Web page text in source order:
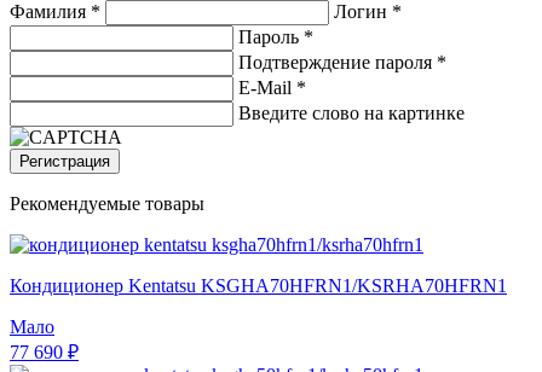
Фамилия *
Логин *
Пароль *
Подтверждение пароля *
E-Mail *
Введите слово на картинке
Регистрация
Рекомендуемые товары
Кондиционер Kentatsu KSGHA70HFRN1/KSRHA70HFRN1
Мало
77 690 ₽